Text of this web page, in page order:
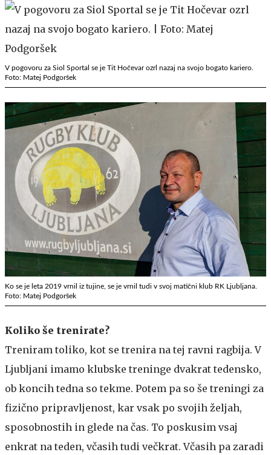
V pogovoru za Siol Sportal se je Tit Hočevar ozrl nazaj na svojo bogato kariero.
Foto: Matej Podgoršek
Ko se je leta 2019 vrnil iz tujine, se je vrnil tudi v svoj matični klub RK Ljubljana.
Foto: Matej Podgoršek
Koliko še trenirate?
Treniram toliko, kot se trenira na tej ravni ragbija. V
Ljubljani imamo klubske treninge dvakrat tedensko,
ob koncih tedna so tekme. Potem pa so še treningi za
fizično pripravljenost, kar vsak po svojih željah,
sposobnostih in glede na čas. To poskusim vsaj
enkrat na teden, včasih tudi večkrat. Včasih pa zaradi